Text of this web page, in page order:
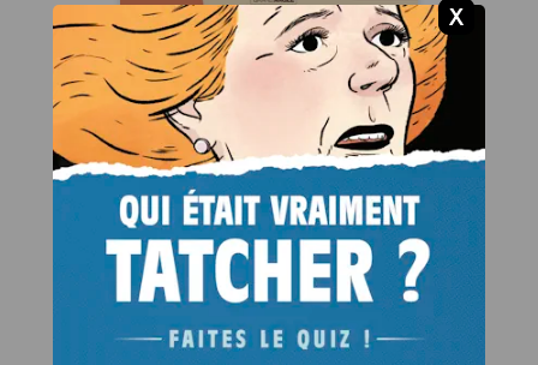
M. Pagnol en BD :
Le temps des
amours - histoire
complète
Date de parution :
14/11/2018
Le dernier tome des « Souvenirs
d’enfance » de Marcel Pagnol
adapté en BD.